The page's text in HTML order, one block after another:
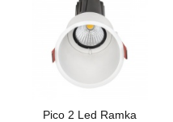
Pico 2 Led Ramka